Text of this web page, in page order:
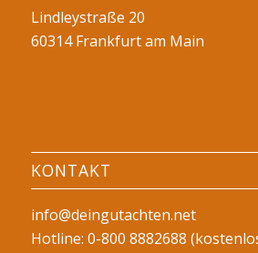
Lindleystraße 20
60314 Frankfurt am Main
KONTAKT
info@deingutachten.net
Hotline: 0-800 8882688